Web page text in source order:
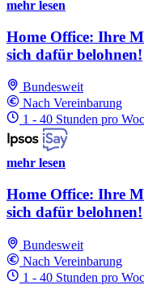
mehr lesen
Home Office: Ihre
sich dafür belohnen!
Bundesweit
Nach Vereinbarung
1 - 40 Stunden pro
mehr lesen
Home Office: Ihre
sich dafür belohnen!
Bundesweit
Nach Vereinbarung
1 - 40 Stunden pro